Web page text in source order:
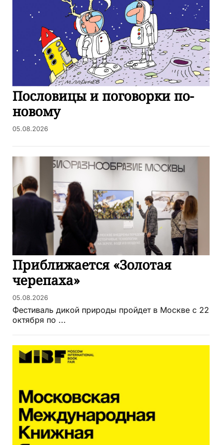
Пословицы и поговорки по-
новому
05.08.2026
Приближается «Золотая
черепаха»
05.08.2026
Фестиваль дикой природы пройдет в Москве с 22
октября по ...